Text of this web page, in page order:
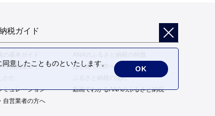
税ガイド
の基本ガイド
ANAのふるさと納税の特徴
特例制度ガイド
はじめての方へ
ふるさと納税の流れ
ミュレーション
動画でわかるANAのふるさと納税
自営業者の方へ
意したことものといたします。
OK